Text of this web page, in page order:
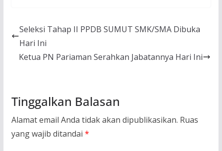
Seleksi Tahap II PPDB SUMUT SMK/SMA Dibuka
Hari Ini
Ketua PN Pariaman Serahkan Jabatannya Hari Ini
Tinggalkan Balasan
Alamat email Anda tidak akan dipublikasikan. Ruas
yang wajib ditandai *